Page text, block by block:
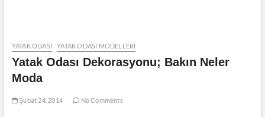
YATAK ODASI YATAK ODASI MODELLERI
Yatak Odası Dekorasyonu; Bakın Neler
Moda
Şubat 24, 2014 No Comments